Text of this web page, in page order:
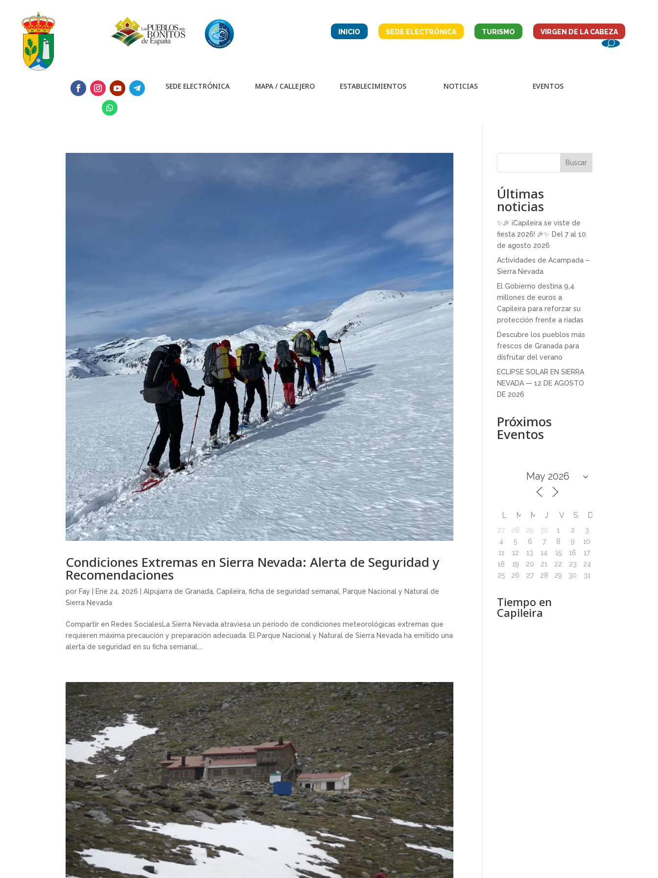
INICIO SEDE ELECTRÓNICA TURISMO VIRGEN DE LA CABEZA
SEDE ELECTRÓNICA MAPA / CALLEJERO ESTABLECIMIENTOS NOTICIAS EVENTOS
Condiciones Extremas en Sierra Nevada: Alerta de Seguridad y
Recomendaciones
por Fay Ene 24, 2026 |Alpujarra de Granada ,Capileira ,ficha de seguridad semanal Parque Nacional y Natural de
Sierra Nevada
Compartir en Redes SocialesLa Sierra Nevada atraviesa un período de condiciones meteorológicas extremas que
requieren máxima precaución y preparación adecuada. El Parque Nacional y Natural de Sierra Nevada ha emitido una
alerta de seguridad en su ficha semanal...
Buscar
Últimas
noticias
✨🎉 ¡Capileira se viste de
fiesta 2026! 🎉✨ Del 7 al 10
de agosto 2026
Actividades de Acampada –
Sierra Nevada
El Gobierno destina 9,4
millones de euros a
Capileira para reforzar su
protección frente a riadas
Descubre los pueblos más
frescos de Granada para
disfrutar del verano
ECLIPSE SOLAR EN SIERRA
NEVADA — 12 DE AGOSTO
DE 2026
Próximos
Eventos
L M M J V S D
27 28 29 30 1 2
3
4
5 6 7 8 9
10
11
12 13 14 15 16
17
18
19 20 21 22 23
24
25
26 27 28 29 30 31
Tiempo en
Capileira